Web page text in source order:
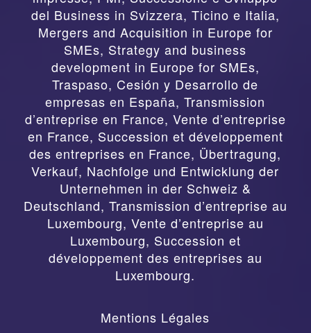
del Business in Svizzera, Ticino e Italia,
Mergers and Acquisition in Europe for
SMEs, Strategy and business
development in Europe for SMEs,
Traspaso, Cesión y Desarrollo de
empresas en España,Transmission
d’entreprise en France, Vente d’entreprise
en France, Succession et développement
des entreprises en France, Übertragung,
Verkauf, Nachfolge und Entwicklung der
Unternehmen in der Schweiz &
Deutschland, Transmission d’entreprise au
Luxembourg, Vente d’entreprise au
Luxembourg, Succession et
développement des entreprises au
Luxembourg.
Mentions Légales